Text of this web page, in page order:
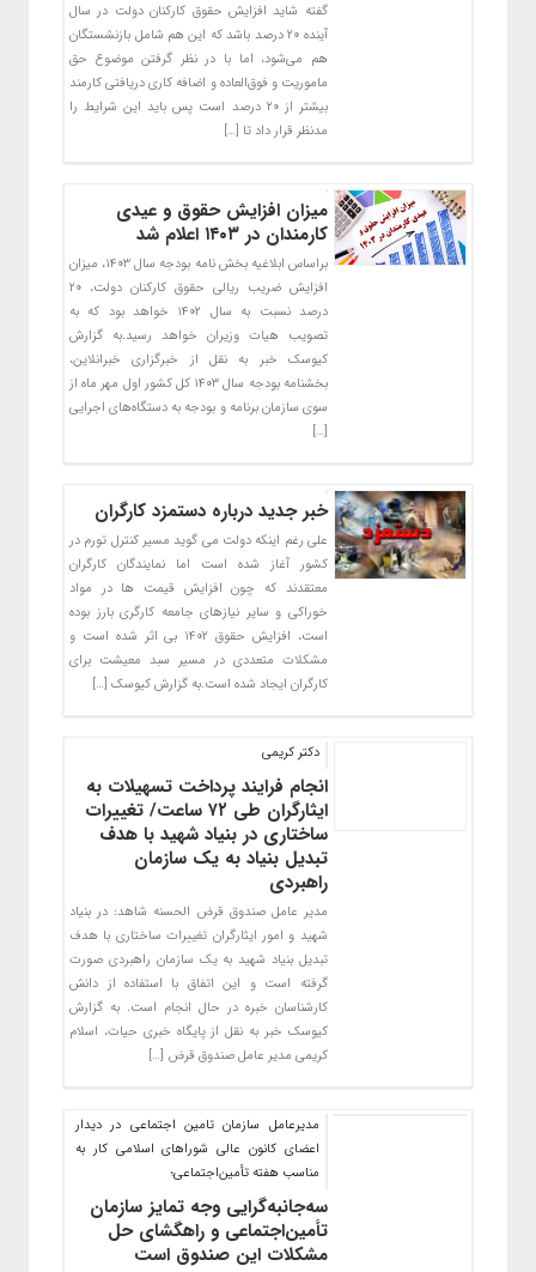
گفته شاید افزایش حقوق کارکنان دولت در سال
آینده ۲۰ درصد باشد که این هم شامل بازنشستگان
هم می‌شود، اما با در نظر گرفتن موضوع حق
ماموریت و فوق‌العاده و اضافه کاری دریافتی کارمند
بیشتر از ۲۰ درصد است پس باید این شرایط را
مدنظر قرار داد تا […]
میزان افزایش حقوق و عیدی
کارمندان در ۱۴۰۳ اعلام شد
براساس ابلاغیه بخش نامه بودجه سال ۱۴۰۳، میزان
افزایش ضریب ریالی حقوق کارکنان دولت، ۲۰
درصد نسبت به سال ۱۴۰۲ خواهد بود که به
تصویب هیات وزیران خواهد رسید.به گزارش
کیوسک خبر به نقل از خبرگزاری خبرانلاین،
بخشنامه بودجه سال ۱۴۰۳ کل کشور اول مهر ماه از
سوی سازمان برنامه و بودجه به دستگاه‌های اجرایی
[…]
خبر جدید درباره دستمزد کارگران
علی رغم اینکه دولت می گوید مسیر کنترل تورم در
کشور آغاز شده است اما نمایندگان کارگران
معتقدند که چون افزایش قیمت ها در مواد
خوراکی و سایر نیازهای جامعه کارگری بارز بوده
است، افزایش حقوق ۱۴۰۲ بی اثر شده است و
مشکلات متعددی در مسیر سبد معیشت برای
کارگران ایجاد شده است.به گزارش کیوسک […]
دکتر کریمی
انجام فرایند پرداخت تسهیلات به
ایثارگران طی ۷۲ ساعت/ تغییرات
ساختاری در بنیاد شهید با هدف
تبدیل بنیاد به یک سازمان
راهبردی
مدیر عامل صندوق قرض الحسنه شاهد: در بنیاد
شهید و امور ایثارگران تغییرات ساختاری با هدف
تبدیل بنیاد شهید به یک سازمان راهبردی صورت
گرفته است و این اتفاق با استفاده از دانش
کارشناسان خبره در حال انجام است. به گزارش
کیوسک خبر به نقل از پایگاه خبری حیات، اسلام
کریمی مدیر عامل صندوق قرض […]
مدیرعامل سازمان تامین اجتماعی در دیدار
اعضای کانون عالی شوراهای اسلامی کار به
مناسب هفته تأمین‌اجتماعی؛
سه‌جانبه‌گرایی وجه تمایز سازمان
تأمین‌اجتماعی و راهگشای حل
مشکلات این صندوق است